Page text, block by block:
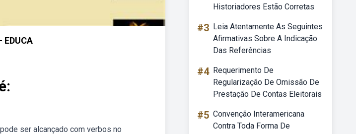
ser alcançado com verbos no
Historiadores Estão Corretas
#3 Leia Atentamente As Seguintes
Afirmativas Sobre A Indicação
Das Referências
#4 Requerimento De
Regularização De Omissão De
Prestação De Contas Eleitorais
#5 Convenção Interamericana
Contra Toda Forma De